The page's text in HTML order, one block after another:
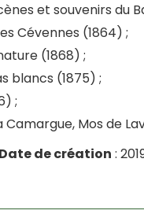
et souvenirs du
Cévennes (1864) ;
(1868) ;
blancs (1875) ;
;
Camargue, Mos de
Date de création :